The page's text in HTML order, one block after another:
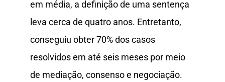
em média, a definição de uma sentença
leva cerca de quatro anos. Entretanto,
conseguiu obter 70% dos casos
resolvidos em até seis meses por meio
de mediação, consenso e negociação.